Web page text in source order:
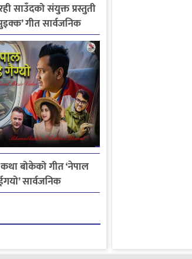
साउँदको संयुक्त प्रस्तुती
गीत सार्वजनिक
बोकेको गीत ‘नेपाल
सार्वजनिक